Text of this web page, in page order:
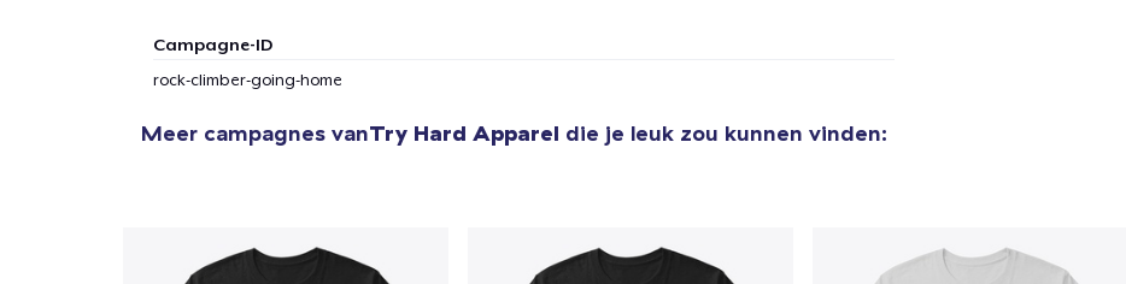
Campagne-ID
rock-climber-going-home
Meer campagnes vanTry Hard Apparel die je leuk zou kunnen vinden: